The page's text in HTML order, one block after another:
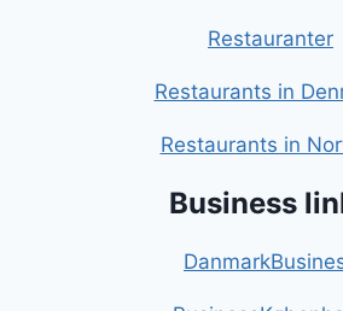
Restauranter
Restaurants in
Restaurants in
Business